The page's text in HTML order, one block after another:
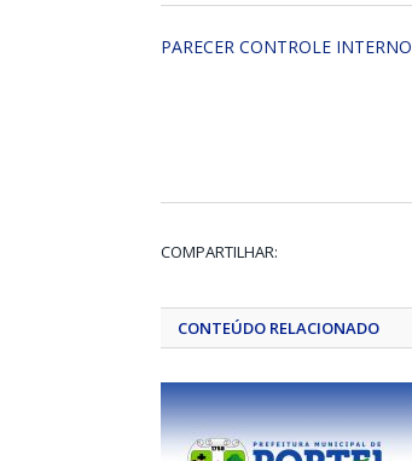
PARECER CONTROLE INTERNO
COMPARTILHAR:
CONTEÚDO RELACIONADO